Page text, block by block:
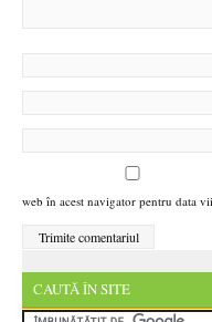
web în acest navigator pentru data
CAUTĂ ÎN SITE